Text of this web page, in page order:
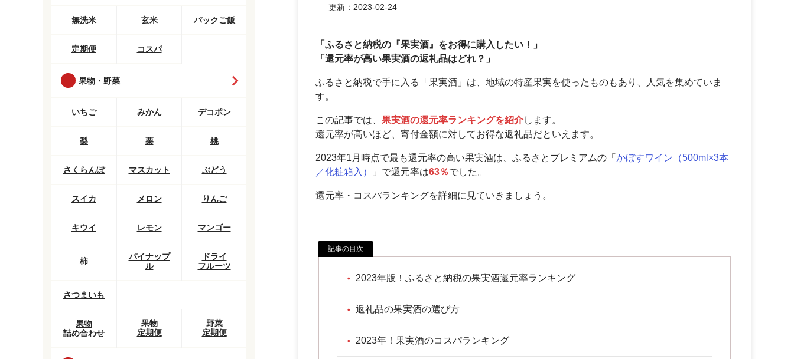
更新： 2023-02-24
「ふるさと納税の『果実酒』をお得に購入したい！」
「還元率が高い果実酒の返礼品はどれ？」
ふるさと納税で手に入る「果実酒」は、地域の特産果実を使ったものもあり、人気を集めていま
す。
この記事では、 果実酒の還元率ランキングを紹介します。
還元率が高いほど、寄付金額に対してお得な返礼品だといえます。
2023年1月時点で最も還元率の高い果実酒は、ふるさとプレミアムの「 かぼすワイン（500ml×3本
／化粧箱入）
」で還元率は63％でした。
還元率・コスパランキングを詳細に見ていきましょう。
記事の目次
2023年版！ふるさと納税の果実酒還元率ランキング
返礼品の果実酒の選び方
2023年！果実酒のコスパランキング
無洗米 玄米 パックご飯
定期便 コスパ
果物・野菜
いちご みかん デコポン
梨 栗 桃
さくらんぼ マスカット ぶどう
スイカ メロン りんご
キウイ レモン マンゴー
柿
パイナップ
ル
ドライ
フルーツ
さつまいも
果物
詰め合わせ
果物
定期便
野菜
定期便